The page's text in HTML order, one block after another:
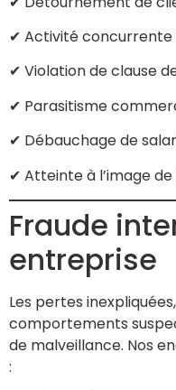
✔ Activité concurrente
✔ Violation de clause
✔ Parasitisme
✔ Débauchage de
✔ Atteinte à l’image
Fraude
entreprise
Les pertes
comportements
de malveillance. Nos
: